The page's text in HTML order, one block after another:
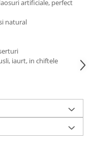
artificiale, perfect
natural
iaurt, in chiftele